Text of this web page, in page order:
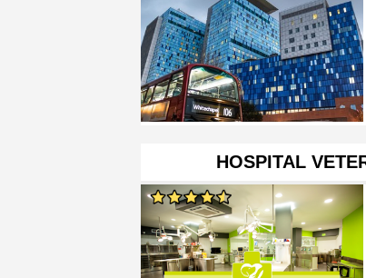
HOSPITAL